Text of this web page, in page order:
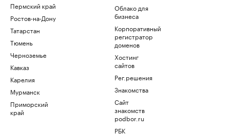
Пермский край
Ростов-на-Дону
Татарстан
Тюмень
Черноземье
Кавказ
Карелия
Мурманск
Приморский
край
Облако для
бизнеса
Корпоративный
регистратор
доменов
Хостинг
сайтов
Рег.решения
Знакомства
Сайт
знакомств
podbor.ru
РБК